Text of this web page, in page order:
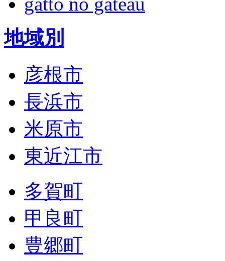
地域別
彦根市
長浜市
米原市
東近江市
多賀町
甲良町
豊郷町